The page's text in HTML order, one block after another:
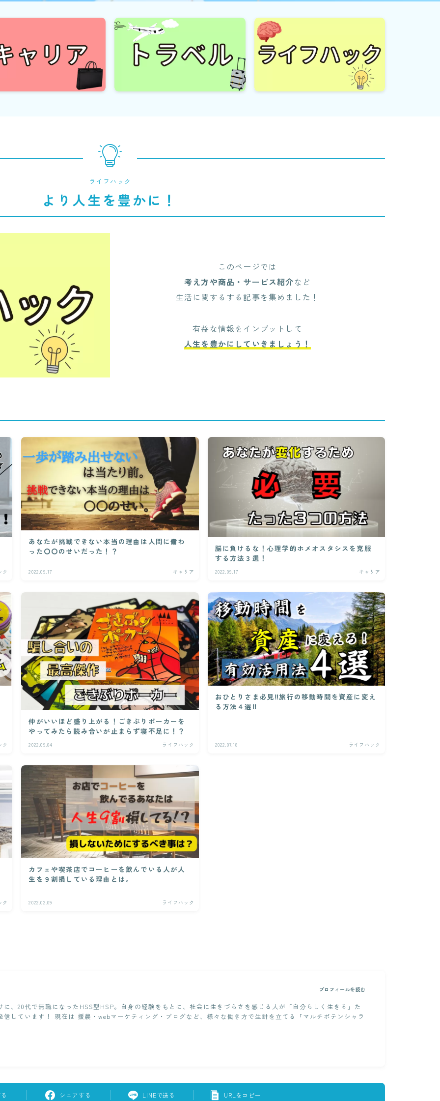
ライフハック
より人生を豊かに！
このページでは
考え方や商品・サービス紹介など
生活に関するする記事を集めました！
有益な情報をインプットして
人生を豊かにしていきましょう！
ク
あなたが挑戦できない本当の理由は人間に備わ
った〇〇のせいだった！？
2022.09.17 キャリア
脳に負けるな！心理学的ホメオスタシスを克服
する方法３選！
2022.09.17 キャリア
ク
仲がいいほど盛り上がる！ごきぶりポーカーを
やってみたら読み合いが止まらず寝不足に！？
2022.09.04 ライフハック
おひとりさま必見‼︎旅行の移動時間を資産に変え
る方法４選‼︎
2022.07.18 ライフハック
ク
カフェや喫茶店でコーヒーを飲んでいる人が人
生を９割損している理由とは。
2022.02.09 ライフハック
に、20代で無職になったHSS型HSP。自身の経験をもとに、社会に生きづらさを感じる人が「自分らしく生きる」た
信しています！ 現在は 援農・webマーケティング・ブログなど、様々な働き方で生計を立てる「マルチポテンシャラ
プロフィールを読む
シェアする LINEで送る URLをコピー